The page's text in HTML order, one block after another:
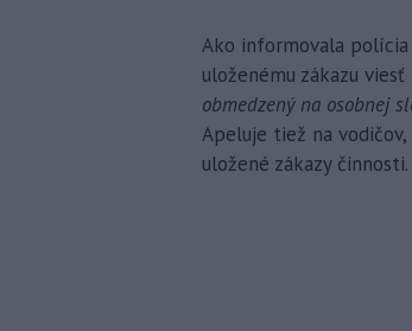
Ako informovala
uloženému zákazu
obmedzený na osobnej
Apeluje tiež na
uložené zákazy činnosti.